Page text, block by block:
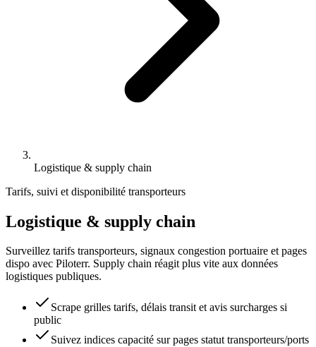
Logistique & supply chain
Tarifs, suivi et disponibilité transporteurs
Logistique & supply chain
Surveillez tarifs transporteurs, signaux congestion portuaire et pages
dispo avec Piloterr. Supply chain réagit plus vite aux données
logistiques publiques.
Scrape grilles tarifs, délais transit et avis surcharges si
public
Suivez indices capacité sur pages statut transporteurs/ports